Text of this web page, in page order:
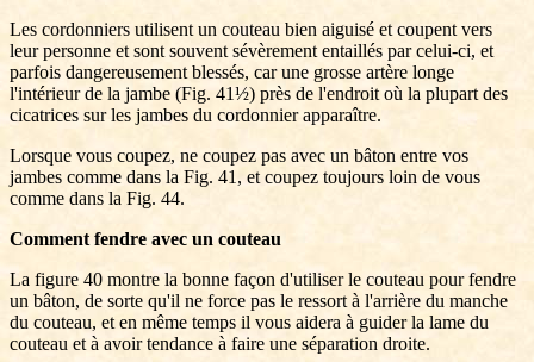
Les cordonniers utilisent un couteau bien aiguisé et coupent vers
leur personne et sont souvent sévèrement entaillés par celui-ci, et
parfois dangereusement blessés, car une grosse artère longe
l'intérieur de la jambe (Fig. 41½) près de l'endroit où la plupart des
cicatrices sur les jambes du cordonnier apparaître.
Lorsque vous coupez, ne coupez pas avec un bâton entre vos
jambes comme dans la Fig. 41, et coupez toujours loin de vous
comme dans la Fig. 44.
Comment fendre avec un couteau
La figure 40 montre la bonne façon d'utiliser le couteau pour fendre
un bâton, de sorte qu'il ne force pas le ressort à l'arrière du manche
du couteau, et en même temps il vous aidera à guider la lame du
couteau et à avoir tendance à faire une séparation droite.